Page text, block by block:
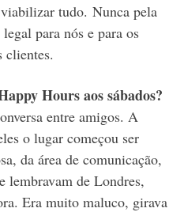
tudo. Nunca pela
para nós e para os
clientes.
Hours aos sábados?
entre amigos. A
o lugar começou ser
da área de comunicação,
lembravam de Londres,
Era muito maluco, girava